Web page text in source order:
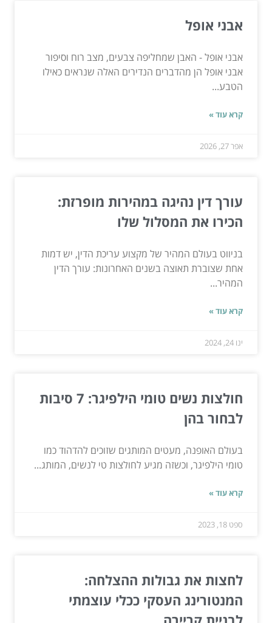
אבני אופל
אבני אופל - האבן שמחליפה צבעים, מצב רוח וסיפור
אבני אופל הן מהדברים הנדירים האלה שנראים כאילו
הטבע...
קרא עוד »
אפר 27, 2026
עורך דין נהיגה במהירות מופרזת:
הכירו את המסלול שלו
בניווט בעולם המהיר של מקצוע עריכת הדין, יש דמות
אחת שצוברת תאוצה בשנים האחרונות: עורך הדין
המהיר...
קרא עוד »
ינו 24, 2024
חולצות נשים טומי הילפיגר: 7 סיבות
לבחור בהן
בעולם האופנה, מעטים המותגים שזוכים להדהוד כמו
טומי הילפיגר, וכשזה מגיע לחולצות טי לנשים, המותג...
קרא עוד »
ספט 18, 2023
לחצות את גבולות ההצלחה:
המנטורינג העסקי ככלי עוצמתי